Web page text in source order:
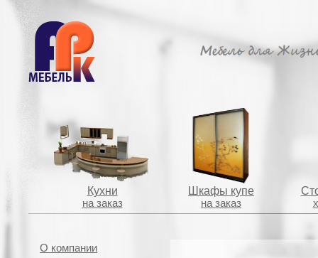
Кухни
на заказ
Шкафы купе
на заказ
О компании